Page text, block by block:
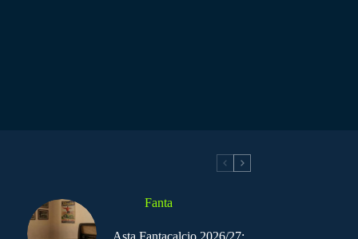
Fanta
Asta Fantacalcio 2026/27: